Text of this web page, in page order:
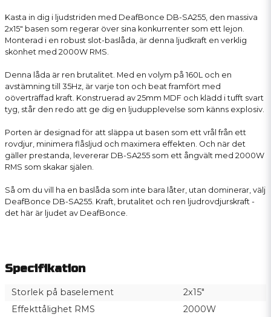
Kasta in dig i ljudstriden med DeafBonce DB-SA255, den massiva
2x15" basen som regerar över sina konkurrenter som ett lejon.
Monterad i en robust slot-baslåda, är denna ljudkraft en verklig
skönhet med 2000W RMS.
Denna låda är ren brutalitet. Med en volym på 160L och en
avstämning till 35Hz, är varje ton och beat framfört med
oöverträffad kraft. Konstruerad av 25mm MDF och klädd i tufft svart
tyg, står den redo att ge dig en ljudupplevelse som känns explosiv.
Porten är designad för att släppa ut basen som ett vrål från ett
rovdjur, minimera flåsljud och maximera effekten. Och när det
gäller prestanda, levererar DB-SA255 som ett ångvält med 2000W
RMS som skakar själen.
Så om du vill ha en baslåda som inte bara låter, utan dominerar, välj
DeafBonce DB-SA255. Kraft, brutalitet och ren ljudrovdjurskraft -
det här är ljudet av DeafBonce.
Specifikation
Storlek på baselement
2x15"
Effekttålighet RMS
2000W